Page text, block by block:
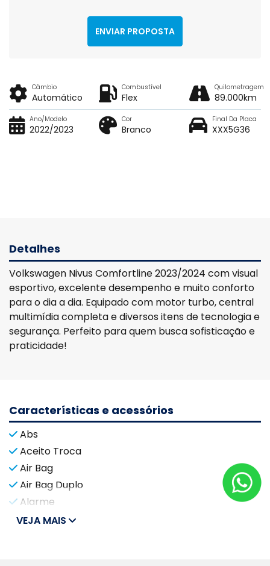
ENVIAR PROPOSTA
Câmbio
Automático
Combustível
Flex
Quilometragem
89.000km
Ano/Modelo
2022/2023
Cor
Branco
Final Da Placa
XXX5G36
Detalhes
Volkswagen Nivus Comfortline 2023/2024 com visual
esportivo, excelente desempenho e muito conforto
para o dia a dia. Equipado com motor turbo, central
multimídia completa e diversos itens de tecnologia e
segurança. Perfeito para quem busca sofisticação e
praticidade!
Características e acessórios
Abs
Aceito Troca
Air Bag
Air Bag Duplo
Alarme
VEJA MAIS